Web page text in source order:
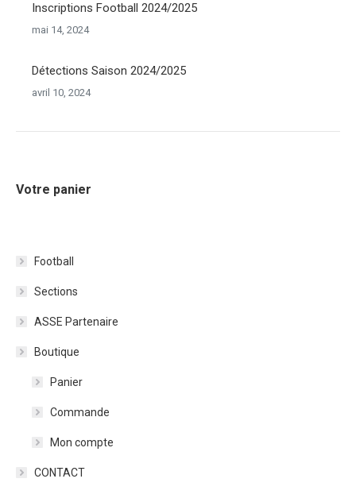
Inscriptions Football 2024/2025
mai 14, 2024
Détections Saison 2024/2025
avril 10, 2024
Votre panier
Football
Sections
ASSE Partenaire
Boutique
Panier
Commande
Mon compte
CONTACT